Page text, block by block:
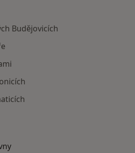
Budějovicích